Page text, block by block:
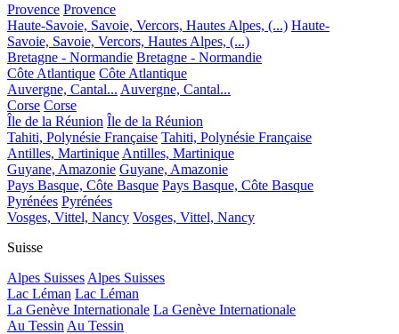
Provence Provence
Haute-Savoie, Savoie, Vercors, Hautes Alpes, (...) Haute-
Savoie, Savoie, Vercors, Hautes Alpes, (...)
Bretagne - Normandie Bretagne - Normandie
Côte Atlantique Côte Atlantique
Auvergne, Cantal... Auvergne, Cantal...
Corse Corse
Île de la Réunion Île de la Réunion
Tahiti, Polynésie Française Tahiti, Polynésie Française
Antilles, Martinique Antilles, Martinique
Guyane, Amazonie Guyane, Amazonie
Pays Basque, Côte Basque Pays Basque, Côte Basque
Pyrénées Pyrénées
Vosges, Vittel, Nancy Vosges, Vittel, Nancy
Suisse
Alpes Suisses Alpes Suisses
Lac Léman Lac Léman
La Genève Internationale La Genève Internationale
Au Tessin Au Tessin